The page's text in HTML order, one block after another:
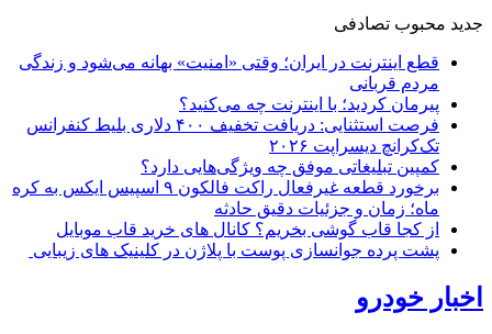
جدید محبوب تصادفی
قطع اینترنت در ایران؛ وقتی «امنیت» بهانه می‌شود و زندگی
مردم قربانی
پیرمان کردید؛ با اینترنت چه می‌کنید؟
فرصت استثنایی: دریافت تخفیف ۴۰۰ دلاری بلیط کنفرانس
تک‌کرانچ دیسراپت ۲۰۲۶
کمپین تبلیغاتی موفق چه ویژگی‌هایی دارد؟
برخورد قطعه غیرفعال راکت فالکون ۹ اسپیس ایکس به کره
ماه؛ زمان و جزئیات دقیق حادثه
از کجا قاب گوشی بخریم؟ کانال های خرید قاب موبایل
پشت پرده جوانسازی پوست با پلاژن در کلینیک های زیبایی
اخبار خودرو